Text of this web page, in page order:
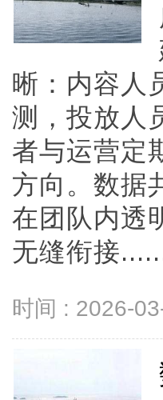
晰：内容人
测，投放人
者与运营定
方向。数据
在团队内透
无缝衔接
时间 : 2026-